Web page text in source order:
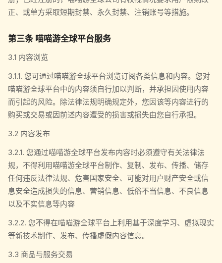
正、或单方采取短期封禁、永久封禁、注销账号等措施。
第三条 喵喵游全球平台服务
3.1 内容浏览
3.1.1. 您可通过喵喵游全球平台浏览订阅各类信息和内容。您对
喵喵游全球平台中的内容须自行加以判断，并承担因使用内容
而引起的风险。除法律法规明确规定外，您因该等内容进行的
购买或交易或因前述内容遭受的损害或损失由您自行承担。
3.2 内容发布
3.2.1. 您通过喵喵游全球平台发布内容时必须遵守有关法律法
规，不得利用喵喵游全球平台制作、复制、发布、传播、储存
任何违反法律法规、危害国家安全、可能对用户财产安全或信
息安全造成损失的信息、营销信息、低俗不当信息、不良信息
以及不实信息等内容
3.2.2. 您不得在喵喵游全球平台上利用基于深度学习、虚拟现实
等新技术制作、发布、传播虚假内容信息。
3.3 商品与服务交易